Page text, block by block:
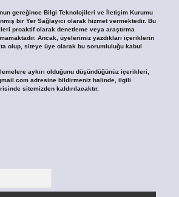
gereğince Bilgi Teknolojileri ve İletişim Kurumu
bir Yer Sağlayıcı olarak hizmet vermektedir. Bu
proaktif olarak denetleme veya araştırma
Ancak, üyelerimiz yazdıkları içeriklerin
olup, siteye üye olarak bu sorumluluğu kabul
aykırı olduğunu düşündüğünüz içerikleri,
adresine bildirmeniz halinde, ilgili
sitemizden kaldırılacaktır.